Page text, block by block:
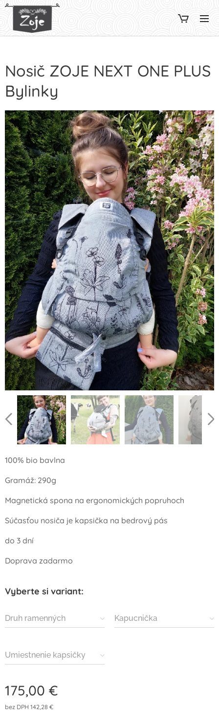
Nosič ZOJE NEXT ONE PLUS
Bylinky
100% bio bavlna
Gramáž: 290g
Magnetická spona na ergonomických popruhoch
Súčasťou nosiča je kapsička na bedrový pás
do 3 dní
Doprava zadarmo
Vyberte si variant:
Druh ramenných
Kapucnička
Umiestnenie kapsičky
175,00 €
bez DPH 142,28 €